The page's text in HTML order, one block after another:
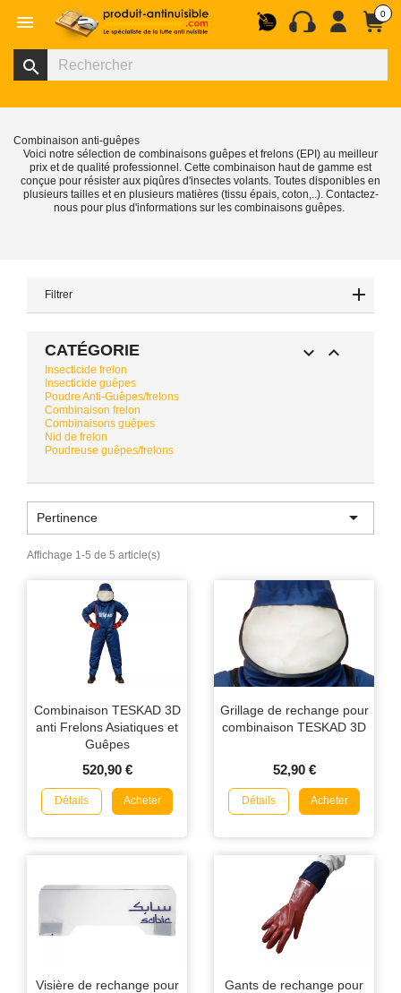
 0
search
Combinaison anti-guêpes
Voici notre sélection de combinaisons guêpes et frelons (EPI) au meilleur
prix et de qualité professionnel. Cette combinaison haut de gamme est
conçue pour résister aux piqûres d'insectes volants. Toutes disponibles en
plusieurs tailles et en plusieurs matières (tissu épais, coton,..). Contactez-
nous pour plus d'informations sur les combinaisons guêpes.
Filtrer
CATÉGORIE  
Insecticide frelon
Insecticide guêpes
Poudre Anti-Guêpes/frelons
Combinaison frelon
Combinaisons guêpes
Nid de frelon
Poudreuse guêpes/frelons
Pertinence 
Affichage 1-5 de 5 article(s)
Combinaison TESKAD 3D
anti Frelons Asiatiques et
Guêpes
520,90 €
Détails Acheter
Grillage de rechange pour
combinaison TESKAD 3D
52,90 €
Détails Acheter
Visière de rechange pour
Gants de rechange pour